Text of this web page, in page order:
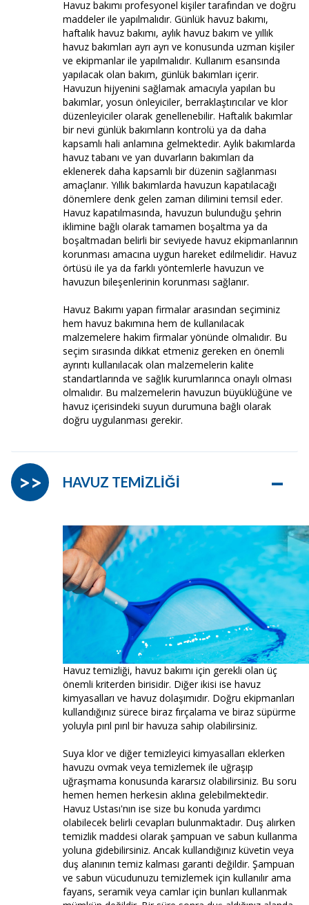
Havuz bakımı profesyonel kişiler tarafından ve doğru
maddeler ile yapılmalıdır. Günlük havuz bakımı,
haftalık havuz bakımı, aylık havuz bakım ve yıllık
havuz bakımları ayrı ayrı ve konusunda uzman kişiler
ve ekipmanlar ile yapılmalıdır. Kullanım esansında
yapılacak olan bakım, günlük bakımları içerir.
Havuzun hijyenini sağlamak amacıyla yapılan bu
bakımlar, yosun önleyiciler, berraklaştırıcılar ve klor
düzenleyiciler olarak genellenebilir. Haftalık bakımlar
bir nevi günlük bakımların kontrolü ya da daha
kapsamlı hali anlamına gelmektedir. Aylık bakımlarda
havuz tabanı ve yan duvarların bakımları da
eklenerek daha kapsamlı bir düzenin sağlanması
amaçlanır. Yıllık bakımlarda havuzun kapatılacağı
dönemlere denk gelen zaman dilimini temsil eder.
Havuz kapatılmasında, havuzun bulunduğu şehrin
iklimine bağlı olarak tamamen boşaltma ya da
boşaltmadan belirli bir seviyede havuz ekipmanlarının
korunması amacına uygun hareket edilmelidir. Havuz
örtüsü ile ya da farklı yöntemlerle havuzun ve
havuzun bileşenlerinin korunması sağlanır.
Havuz Bakımı yapan firmalar arasından seçiminiz
hem havuz bakımına hem de kullanılacak
malzemelere hakim firmalar yönünde olmalıdır. Bu
seçim sırasında dikkat etmeniz gereken en önemli
ayrıntı kullanılacak olan malzemelerin kalite
standartlarında ve sağlık kurumlarınca onaylı olması
olmalıdır. Bu malzemelerin havuzun büyüklüğüne ve
havuz içerisindeki suyun durumuna bağlı olarak
doğru uygulanması gerekir.
HAVUZ TEMİZLİĞİ –
>>
Havuz temizliği, havuz bakımı için gerekli olan üç
önemli kriterden birisidir. Diğer ikisi ise havuz
kimyasalları ve havuz dolaşımıdır. Doğru ekipmanları
kullandığınız sürece biraz fırçalama ve biraz süpürme
yoluyla pırıl pırıl bir havuza sahip olabilirsiniz.
Suya klor ve diğer temizleyici kimyasalları eklerken
havuzu ovmak veya temizlemek ile uğraşıp
uğraşmama konusunda kararsız olabilirsiniz. Bu soru
hemen hemen herkesin aklına gelebilmektedir.
Havuz Ustası'nın ise size bu konuda yardımcı
olabilecek belirli cevapları bulunmaktadır. Duş alırken
temizlik maddesi olarak şampuan ve sabun kullanma
yoluna gidebilirsiniz. Ancak kullandığınız küvetin veya
duş alanının temiz kalması garanti değildir. Şampuan
ve sabun vücudunuzu temizlemek için kullanılır ama
fayans, seramik veya camlar için bunları kullanmak